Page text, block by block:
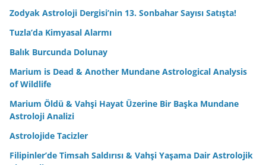
Zodyak Astroloji Dergisi’nin 13. Sonbahar Sayısı Satışta!
Tuzla’da Kimyasal Alarmı
Balık Burcunda Dolunay
Marium is Dead & Another Mundane Astrological Analysis
of Wildlife
Marium Öldü & Vahşi Hayat Üzerine Bir Başka Mundane
Astroloji Analizi
Astrolojide Tacizler
Filipinler’de Timsah Saldırısı & Vahşi Yaşama Dair Astrolojik